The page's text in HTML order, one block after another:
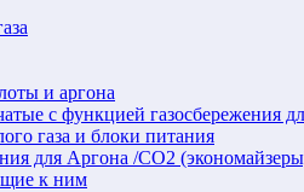
и аргона
c функцией газосбережения
газа и блоки питания
для Аргона /СО2
к ним